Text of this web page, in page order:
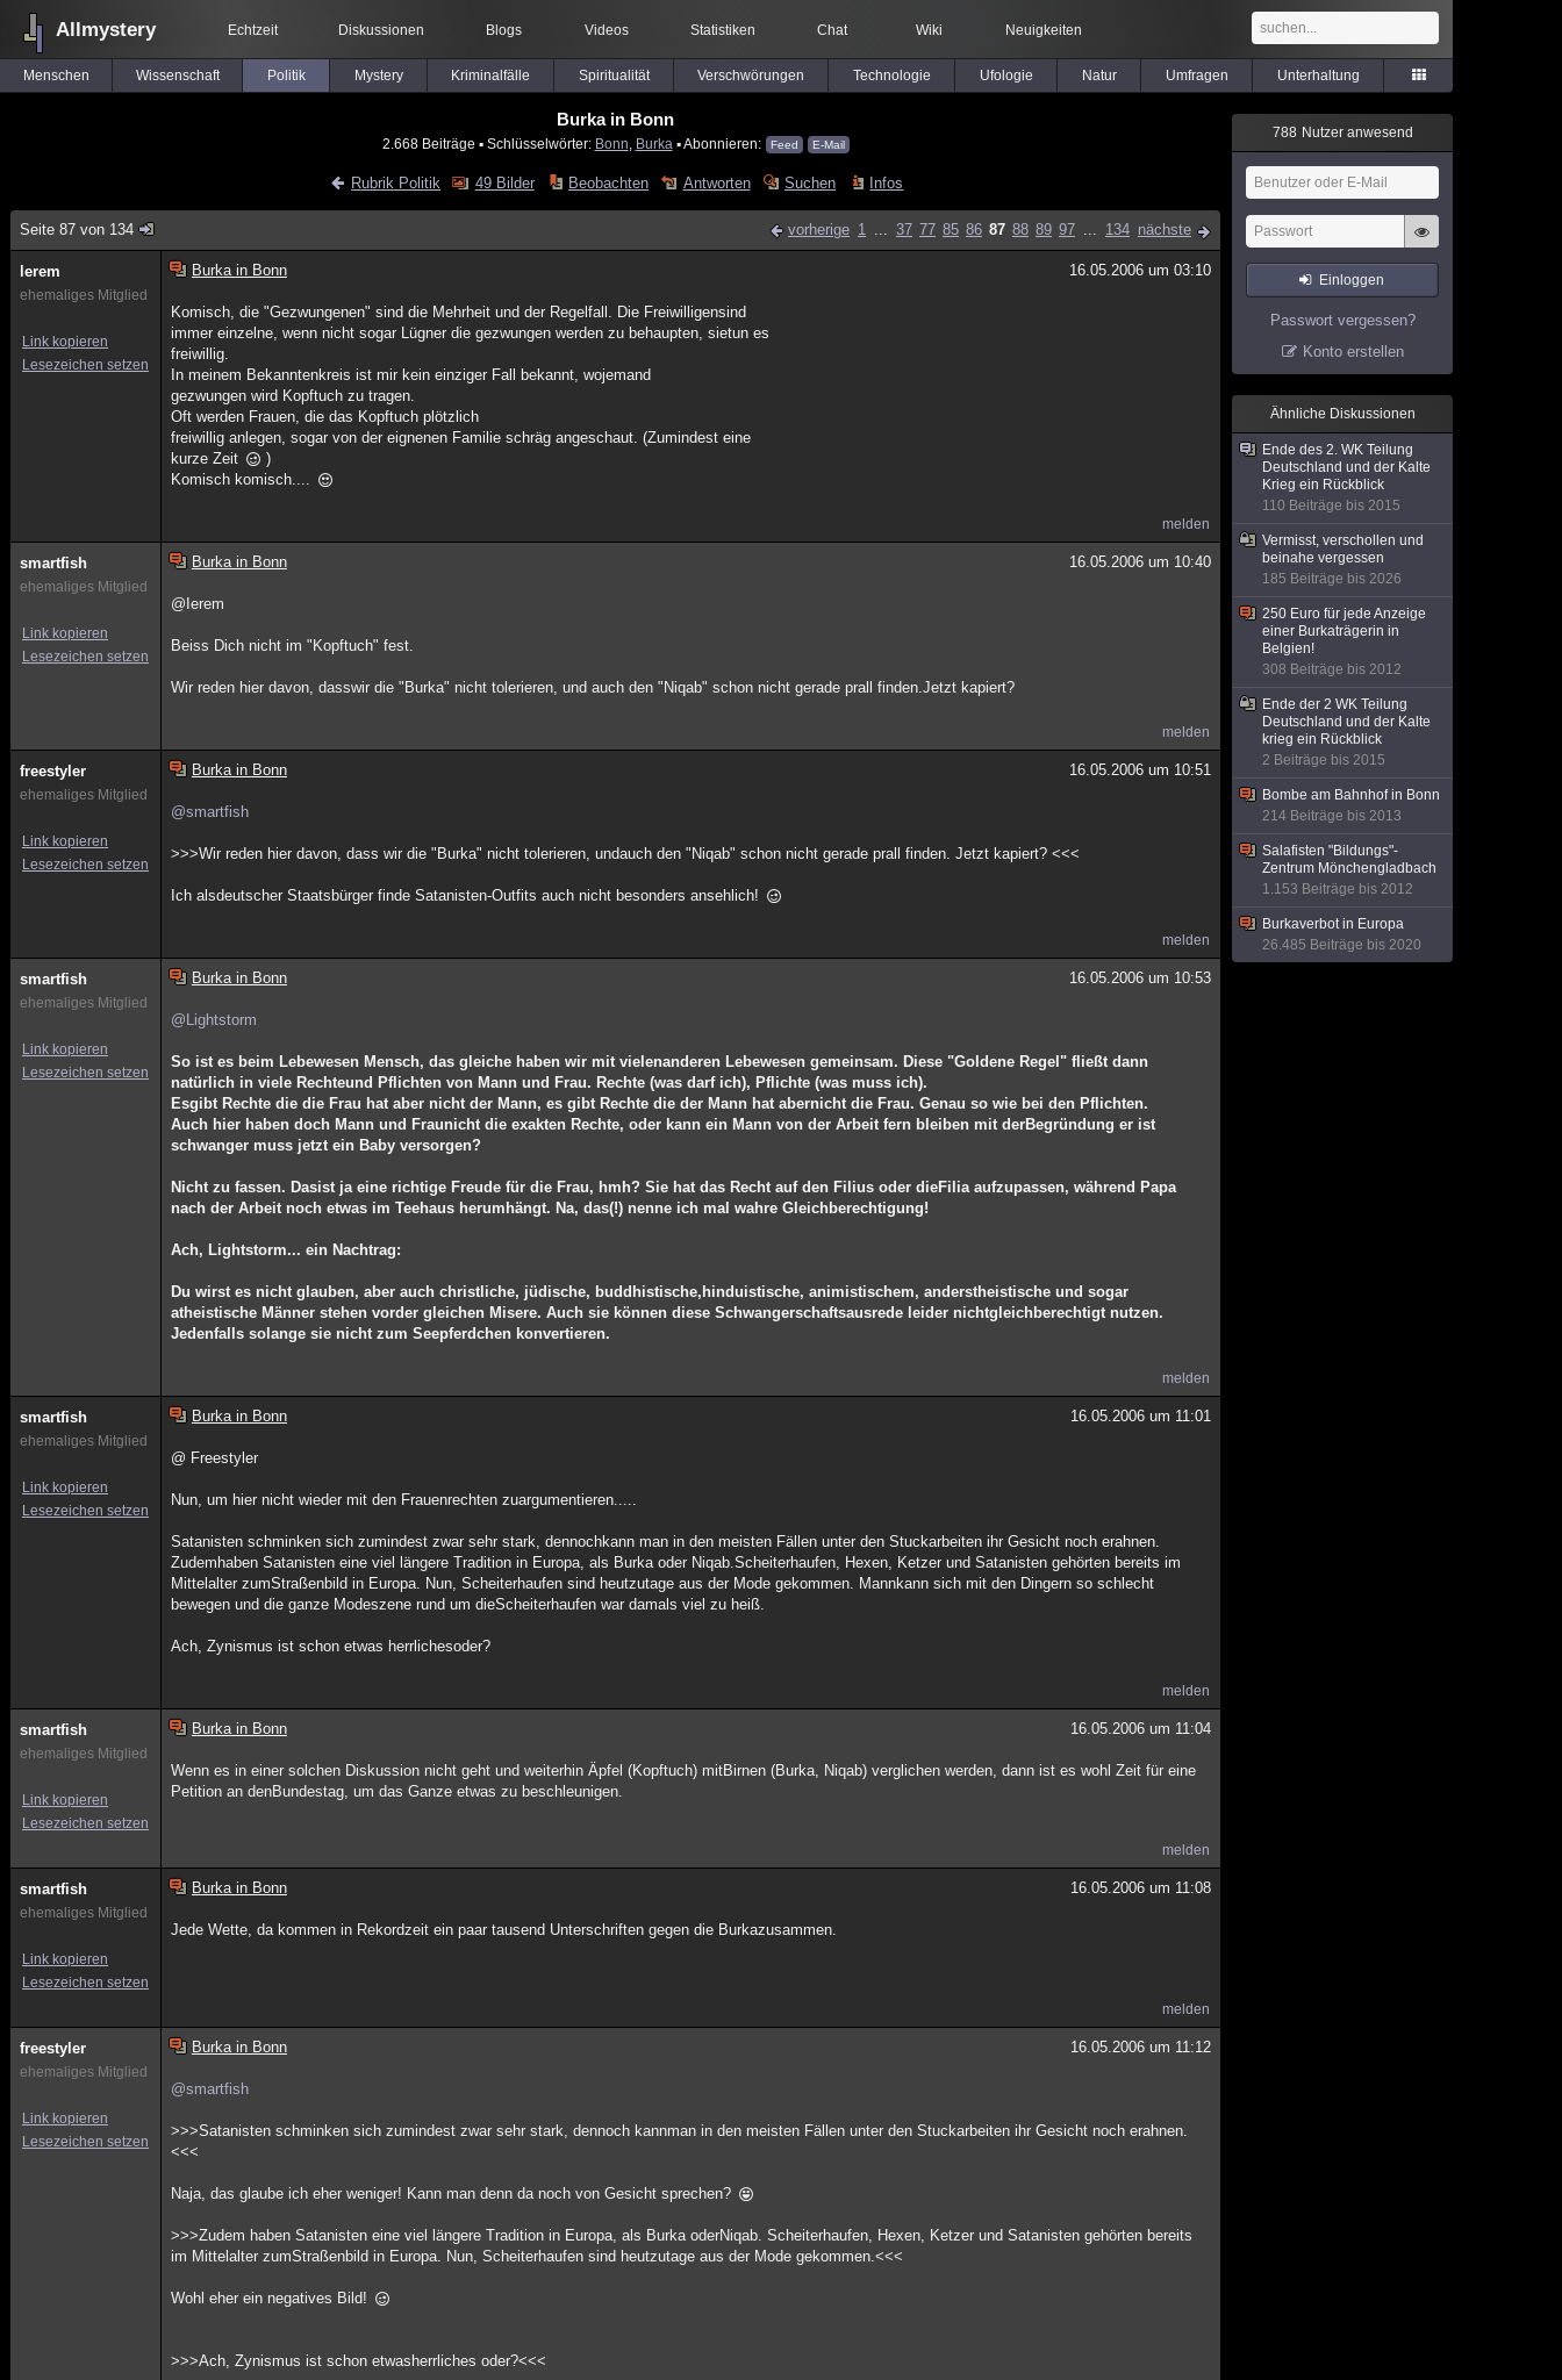
Allmystery Echtzeit Diskussionen Blogs Videos Statistiken Chat Wiki Neuigkeiten
Menschen Wissenschaft Politik Mystery Kriminalfälle Spiritualität Verschwörungen Technologie Ufologie Natur Umfragen Unterhaltung
Burka in Bonn
2.668 Beiträge ▪ Schlüsselwörter: Bonn Burka ▪ Abonnieren: Feed E-Mail
Rubrik Politik 49 Bilder Beobachten Antworten Suchen Infos
Seite 87 von 134 vorherige 1 ... 37 77 85 86 87 88 89 97 ... 134 nächste
lerem
ehemaliges Mitglied
Link kopieren
Lesezeichen setzen
Burka in Bonn 16.05.2006 um 03:10
Komisch, die "Gezwungenen" sind die Mehrheit und der Regelfall. Die Freiwilligensind
immer einzelne, wenn nicht sogar Lügner die gezwungen werden zu behaupten, sietun es
freiwillig.
In meinem Bekanntenkreis ist mir kein einziger Fall bekannt, wojemand
gezwungen wird Kopftuch zu tragen.
Oft werden Frauen, die das Kopftuch plötzlich
freiwillig anlegen, sogar von der eignenen Familie schräg angeschaut. (Zumindest eine
kurze Zeit
)
Komisch komisch....
melden
smartfish
ehemaliges Mitglied
Link kopieren
Lesezeichen setzen
Burka in Bonn 16.05.2006 um 10:40
@Ierem
Beiss Dich nicht im "Kopftuch" fest.
Wir reden hier davon, dasswir die "Burka" nicht tolerieren, und auch den "Niqab" schon nicht gerade prall finden.Jetzt kapiert?
melden
freestyler
ehemaliges Mitglied
Link kopieren
Lesezeichen setzen
Burka in Bonn 16.05.2006 um 10:51
@smartfish
>>>Wir reden hier davon, dass wir die "Burka" nicht tolerieren, undauch den "Niqab" schon nicht gerade prall finden. Jetzt kapiert? <<<
Ich alsdeutscher Staatsbürger finde Satanisten-Outfits auch nicht besonders ansehlich!
melden
smartfish
ehemaliges Mitglied
Link kopieren
Lesezeichen setzen
Burka in Bonn 16.05.2006 um 10:53
@Lightstorm
So ist es beim Lebewesen Mensch, das gleiche haben wir mit vielenanderen Lebewesen gemeinsam. Diese "Goldene Regel" fließt dann
natürlich in viele Rechteund Pflichten von Mann und Frau. Rechte (was darf ich), Pflichte (was muss ich).
Esgibt Rechte die die Frau hat aber nicht der Mann, es gibt Rechte die der Mann hat abernicht die Frau. Genau so wie bei den Pflichten.
Auch hier haben doch Mann und Fraunicht die exakten Rechte, oder kann ein Mann von der Arbeit fern bleiben mit derBegründung er ist
schwanger muss jetzt ein Baby versorgen?
Nicht zu fassen. Dasist ja eine richtige Freude für die Frau, hmh? Sie hat das Recht auf den Filius oder dieFilia aufzupassen, während Papa
nach der Arbeit noch etwas im Teehaus herumhängt. Na, das(!) nenne ich mal wahre Gleichberechtigung!
Ach, Lightstorm... ein Nachtrag:
Du wirst es nicht glauben, aber auch christliche, jüdische, buddhistische,hinduistische, animistischem, anderstheistische und sogar
atheistische Männer stehen vorder gleichen Misere. Auch sie können diese Schwangerschaftsausrede leider nichtgleichberechtigt nutzen.
Jedenfalls solange sie nicht zum Seepferdchen konvertieren.
melden
smartfish
ehemaliges Mitglied
Link kopieren
Lesezeichen setzen
Burka in Bonn 16.05.2006 um 11:01
@ Freestyler
Nun, um hier nicht wieder mit den Frauenrechten zuargumentieren.....
Satanisten schminken sich zumindest zwar sehr stark, dennochkann man in den meisten Fällen unter den Stuckarbeiten ihr Gesicht noch erahnen.
Zudemhaben Satanisten eine viel längere Tradition in Europa, als Burka oder Niqab.Scheiterhaufen, Hexen, Ketzer und Satanisten gehörten bereits im
Mittelalter zumStraßenbild in Europa. Nun, Scheiterhaufen sind heutzutage aus der Mode gekommen. Mannkann sich mit den Dingern so schlecht
bewegen und die ganze Modeszene rund um dieScheiterhaufen war damals viel zu heiß.
Ach, Zynismus ist schon etwas herrlichesoder?
melden
smartfish
ehemaliges Mitglied
Link kopieren
Lesezeichen setzen
Burka in Bonn 16.05.2006 um 11:04
Wenn es in einer solchen Diskussion nicht geht und weiterhin Äpfel (Kopftuch) mitBirnen (Burka, Niqab) verglichen werden, dann ist es wohl Zeit für eine
Petition an denBundestag, um das Ganze etwas zu beschleunigen.
melden
smartfish
ehemaliges Mitglied
Link kopieren
Lesezeichen setzen
Burka in Bonn 16.05.2006 um 11:08
Jede Wette, da kommen in Rekordzeit ein paar tausend Unterschriften gegen die Burkazusammen.
melden
freestyler
ehemaliges Mitglied
Link kopieren
Lesezeichen setzen
Burka in Bonn 16.05.2006 um 11:12
@smartfish
>>>Satanisten schminken sich zumindest zwar sehr stark, dennoch kannman in den meisten Fällen unter den Stuckarbeiten ihr Gesicht noch erahnen.
<<<
Naja, das glaube ich eher weniger! Kann man denn da noch von Gesicht sprechen?
>>>Zudem haben Satanisten eine viel längere Tradition in Europa, als Burka oderNiqab. Scheiterhaufen, Hexen, Ketzer und Satanisten gehörten bereits
im Mittelalter zumStraßenbild in Europa. Nun, Scheiterhaufen sind heutzutage aus der Mode gekommen.<<<
Wohl eher ein negatives Bild!
>>>Ach, Zynismus ist schon etwasherrliches oder?<<<
788 Nutzer anwesend
Einloggen
Passwort vergessen?
Konto erstellen
Ähnliche Diskussionen
Ende des 2. WK Teilung
Deutschland und der Kalte
Krieg ein Rückblick
110 Beiträge bis 2015
Vermisst, verschollen und
beinahe vergessen
185 Beiträge bis 2026
250 Euro für jede Anzeige
einer Burkaträgerin in
Belgien!
308 Beiträge bis 2012
Ende der 2 WK Teilung
Deutschland und der Kalte
krieg ein Rückblick
2 Beiträge bis 2015
Bombe am Bahnhof in Bonn
214 Beiträge bis 2013
Salafisten "Bildungs"-
Zentrum Mönchengladbach
1.153 Beiträge bis 2012
Burkaverbot in Europa
26.485 Beiträge bis 2020